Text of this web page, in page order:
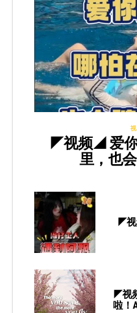
◤视频◢ 爱
里，也
◤视
◤视
啦！